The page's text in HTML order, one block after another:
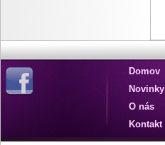
Domov
Novinky
O nás
Kontakt